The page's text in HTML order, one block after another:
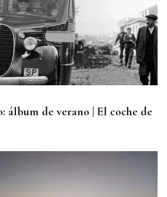
álbum de verano | El coche de